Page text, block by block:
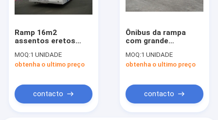
Ramp 16m2
assentos eretos
personalizados
ônibus da área 13 4
MOQ:1 UNIDADE
obtenha o ultimo preço
contacto
Ônibus da rampa
com grande
confortável do
elevador durável do
MOQ:1 UNIDADE
obtenha o ultimo preço
contacto